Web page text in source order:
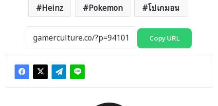
Heinz Pokemon โปเกมอน
Copy URL